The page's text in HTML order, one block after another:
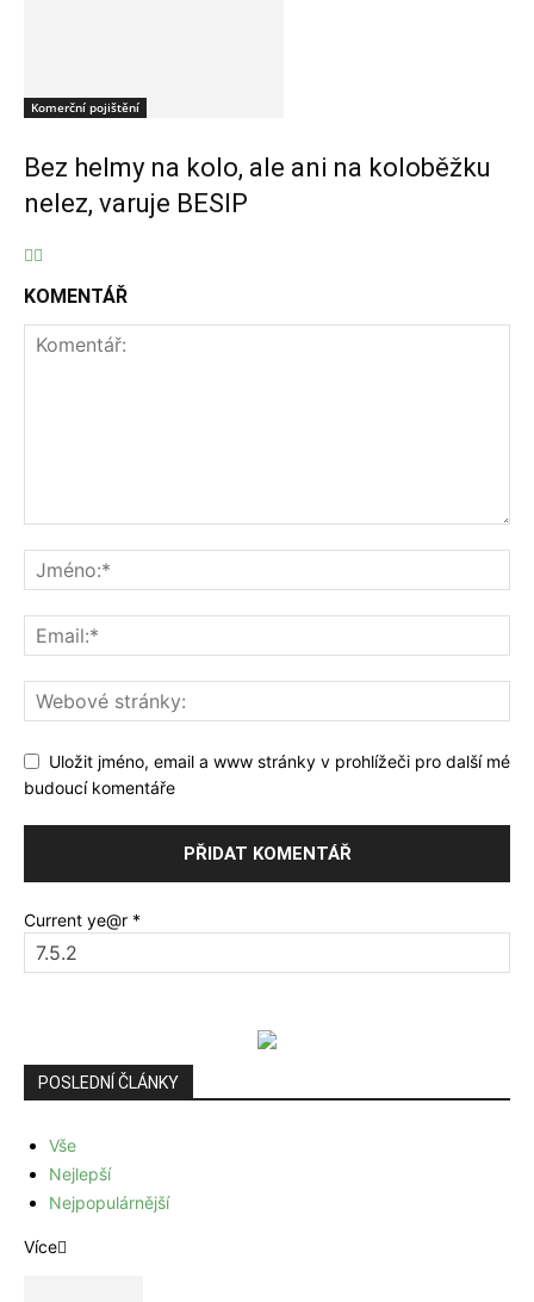
Komerční pojištění
Bez helmy na kolo, ale ani na koloběžku
nelez, varuje BESIP
KOMENTÁŘ
Uložit jméno, email a www stránky v prohlížeči pro další mé
budoucí komentáře
Current ye@r *
POSLEDNÍ ČLÁNKY
Vše
Nejlepší
Nejpopulárnější
Více